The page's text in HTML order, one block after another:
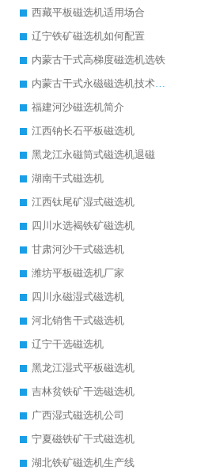
西藏平板磁选机适用场合
辽宁铁矿磁选机如何配置
内蒙古干式高梯度磁选机选铁
内蒙古干式永磁磁选机技术要求
福建河沙磁选机简介
江西钠长石平板磁选机
黑龙江永磁筒式磁选机退磁
湖南干式磁选机
江西钛尾矿湿式磁选机
四川水选褐铁矿磁选机
甘肃河沙干式磁选机
潍坊平板磁选机厂家
四川永磁湿式磁选机
河北销售干式磁选机
辽宁干选磁选机
黑龙江湿式平板磁选机
吉林贫铁矿干选磁选机
广西湿式磁选机公司
宁夏磁铁矿干式磁选机
湖北铁矿磁选机生产线